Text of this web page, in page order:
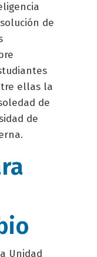
de
ellas la
de
de
Unidad